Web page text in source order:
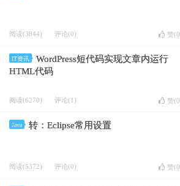
阅读(3844) 评论(0) 赞(0
IT资讯
WordPress短代码实现文章内运行
HTML代码
阅读(6270) 评论(1) 赞(0
Java 转：Eclipse常用设置
阅读(5372) 评论(0) 赞(0